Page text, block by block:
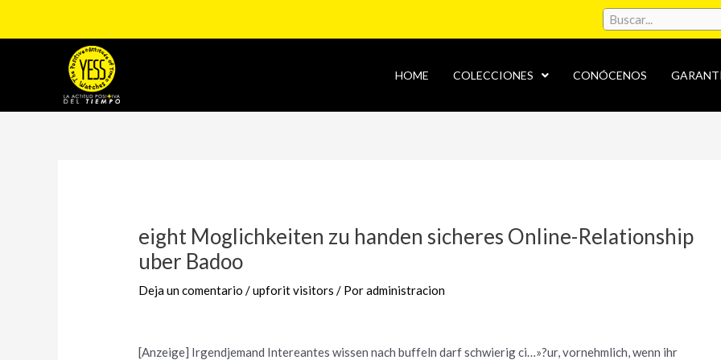
HOME COLECCIONES CONÓCENOS
eight Moglichkeiten zu handen sicheres Online-Relationship
uber Badoo
Deja un comentario /upforit visitors / Poradministracion
[Anzeige] Irgendjemand Intereantes wissen nach buffeln darf schwierig ci…»?ur, vornehmlich, wenn ihr